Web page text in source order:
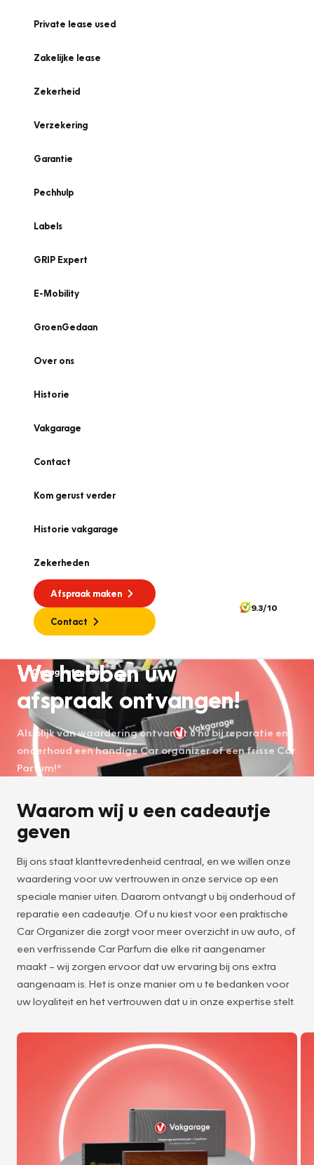
Private lease used
Zakelijke lease
Zekerheid
Verzekering
Garantie
Pechhulp
Labels
GRIP Expert
E-Mobility
GroenGedaan
Over ons
Historie
Vakgarage
Contact
Kom gerust verder
Historie vakgarage
Zekerheden
Afspraak maken
Contact
9.3/10
Garageafspraak
We hebben uw
afspraak ontvangen!
Als blijk van waardering ontvangt u nu bij reparatie en
onderhoud een handige Car organizer of een frisse Car
Parfum!*
Waarom wij u een cadeautje
geven
Bij ons staat klanttevredenheid centraal, en we willen onze
waardering voor uw vertrouwen in onze service op een
speciale manier uiten. Daarom ontvangt u bij onderhoud of
reparatie een cadeautje. Of u nu kiest voor een praktische
Car Organizer die zorgt voor meer overzicht in uw auto, of
een verfrissende Car Parfum die elke rit aangenamer
maakt – wij zorgen ervoor dat uw ervaring bij ons extra
aangenaam is. Het is onze manier om u te bedanken voor
uw loyaliteit en het vertrouwen dat u in onze expertise stelt.